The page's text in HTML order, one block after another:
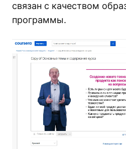
связан с качеством
программы.